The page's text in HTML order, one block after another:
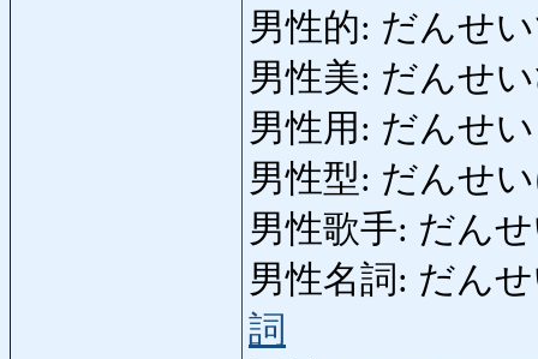
男性的: だんせ
男性美: だんせ
男性用: だんせ
男性型: だんせ
男性歌手: だん
男性名詞: だん
詞